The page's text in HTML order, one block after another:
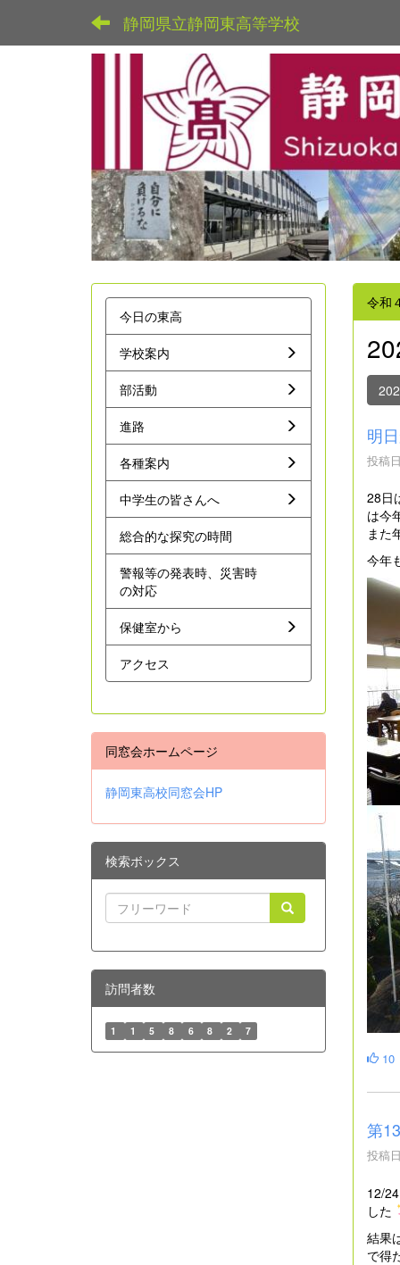
静岡県立静岡東高等学校
令和
明
投稿
28日
は今
また
今年
10
第
投稿
12/
した
結果
で得
今日の東高
学校案内
部活動
進路
各種案内
中学生の皆さんへ
総合的な探究の時間
警報等の発表時、災害時
の対応
保健室から
アクセス
同窓会ホームページ
静岡東高校同窓会HP
検索ボックス
訪問者数
1 1 5 8 6 8 2 7